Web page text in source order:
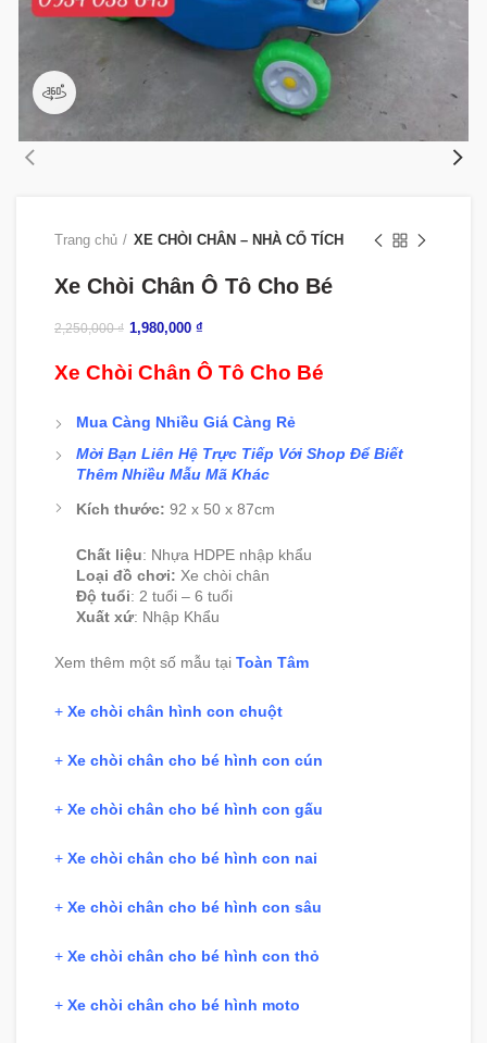
Trang chủ XE CHÒI CHÂN – NHÀ CỔ TÍCH
Xe Chòi Chân Ô Tô Cho Bé
2,250,000₫ 1,980,000 ₫
Xe Chòi Chân Ô Tô Cho Bé
Mua Càng Nhiều Giá Càng Rẻ
Mời Bạn Liên Hệ Trực Tiếp Với Shop Để Biết
Thêm Nhiều Mẫu Mã Khác
Kích thước: 92 x 50 x 87cm
Chất liệu: Nhựa HDPE nhập khẩu
Loại đồ chơi: Xe chòi chân
Độ tuổi: 2 tuổi – 6 tuổi
Xuất xứ: Nhập Khẩu
Xem thêm một số mẫu tại Toàn Tâm
+ Xe chòi chân hình con chuột
+ Xe chòi chân cho bé hình con cún
+ Xe chòi chân cho bé hình con gấu
+ Xe chòi chân cho bé hình con nai
+ Xe chòi chân cho bé hình con sâu
+ Xe chòi chân cho bé hình con thỏ
+ Xe chòi chân cho bé hình moto